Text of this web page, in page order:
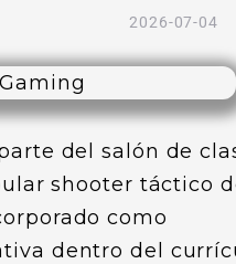
2026-07-04
del salón de
shooter táctico
como
dentro del